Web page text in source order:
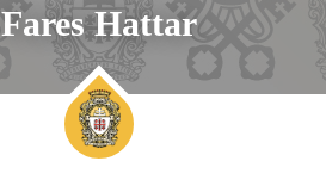
Fares Hattar